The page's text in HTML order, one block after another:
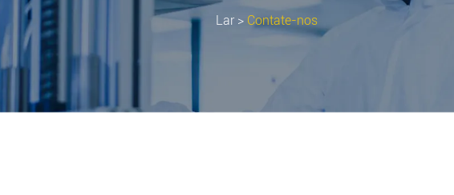
Lar> Contate-nos